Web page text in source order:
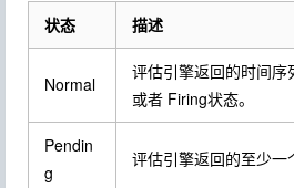
状态 描述
Normal
评估引擎返回的时间
或者 Firing状态。
Pendin
g
评估引擎返回的至少一